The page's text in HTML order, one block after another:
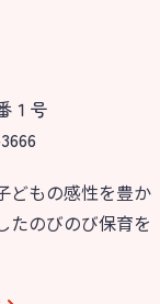
１号
どもの感性を豊か
たのびのび保育を